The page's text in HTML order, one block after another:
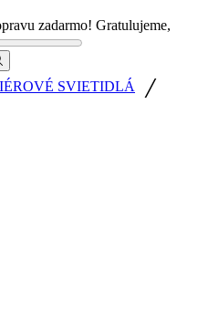
zadarmo! Gratulujeme,
SVIETIDLÁ /